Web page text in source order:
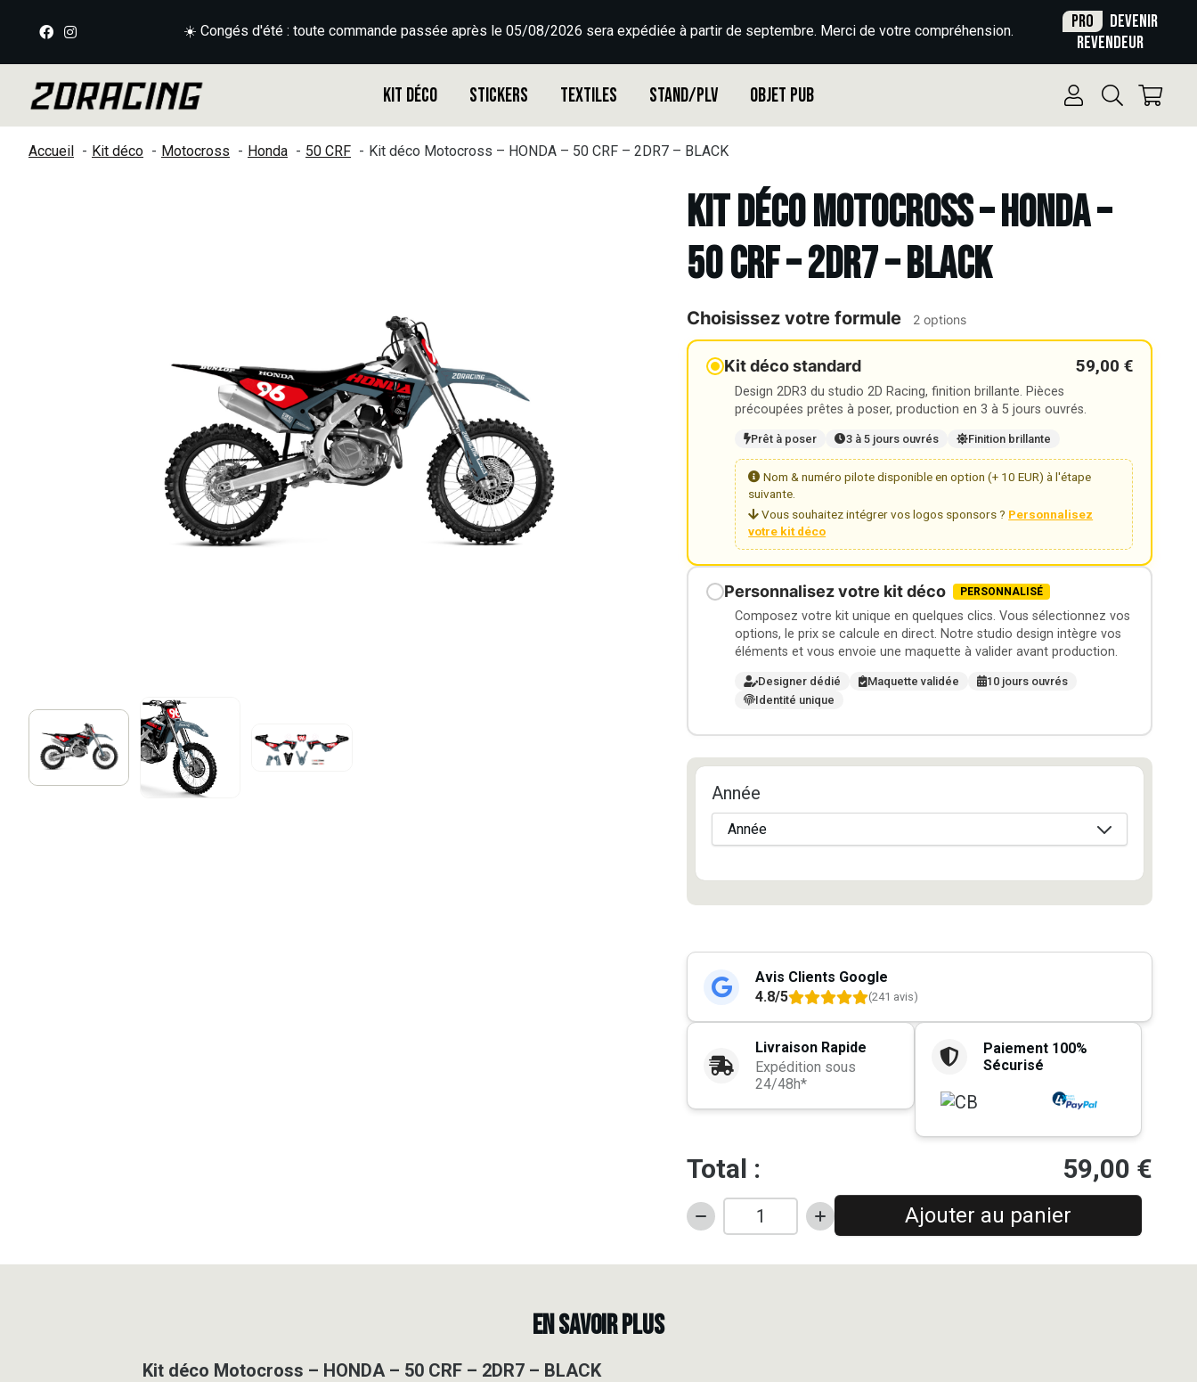
☀️ Congés d'été : toute commande passée après le 05/08/2026 sera expédiée à partir de septembre. Merci de votre compréhension. Pro
Devenir
revendeur
Kit déco Stickers Textiles Stand/PLV Objet Pub
Accueil Kit déco Motocross Honda 50 CRF Kit déco Motocross – HONDA – 50 CRF – 2DR7 – BLACK
Kit déco Motocross – HONDA –
50 CRF – 2DR7 – BLACK
Choisissez votre formule 2 options
Kit déco standard 59,00 €
Design 2DR3 du studio 2D Racing, finition brillante. Pièces
précoupées prêtes à poser, production en 3 à 5 jours ouvrés.
Prêt à poser 3 à 5 jours ouvrés Finition brillante
Nom & numéro pilote disponible en option (+ 10 EUR) à l'étape
suivante.
Vous souhaitez intégrer vos logos sponsors ? Personnalisez
votre kit déco
Personnalisez votre kit déco PERSONNALISÉ
Composez votre kit unique en quelques clics. Vous sélectionnez vos
options, le prix se calcule en direct. Notre studio design intègre vos
éléments et vous envoie une maquette à valider avant production.
Designer dédié Maquette validée
10 jours ouvrés
Identité unique
Année
Avis Clients Google
4.8/5
(241 avis)
Livraison Rapide
Expédition sous
24/48h*
Paiement 100%
Sécurisé
Total : 59,00 €
quantité
Kit
Ajouter au panier
EN SAVOIR PLUS
Kit déco Motocross – HONDA – 50 CRF – 2DR7 – BLACK